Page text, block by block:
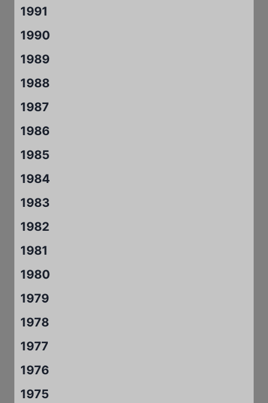
1991
1990
1989
1988
1987
1986
1985
1984
1983
1982
1981
1980
1979
1978
1977
1976
1975